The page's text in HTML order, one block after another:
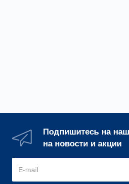
Подпишитесь на
на новости и акции